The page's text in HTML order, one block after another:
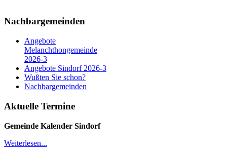
Nachbargemeinden
Angebote
Melanchthongemeinde
2026-3
Angebote Sindorf 2026-3
Wußten Sie schon?
Nachbargemeinden
Aktuelle Termine
Gemeinde Kalender Sindorf
Weiterlesen...